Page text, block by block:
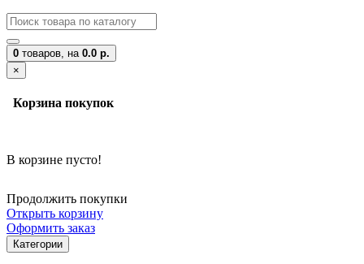
0 товаров, на 0.0 р.
×
Корзина покупок
В корзине пусто!
Продолжить покупки
Открыть корзину
Оформить заказ
Категории